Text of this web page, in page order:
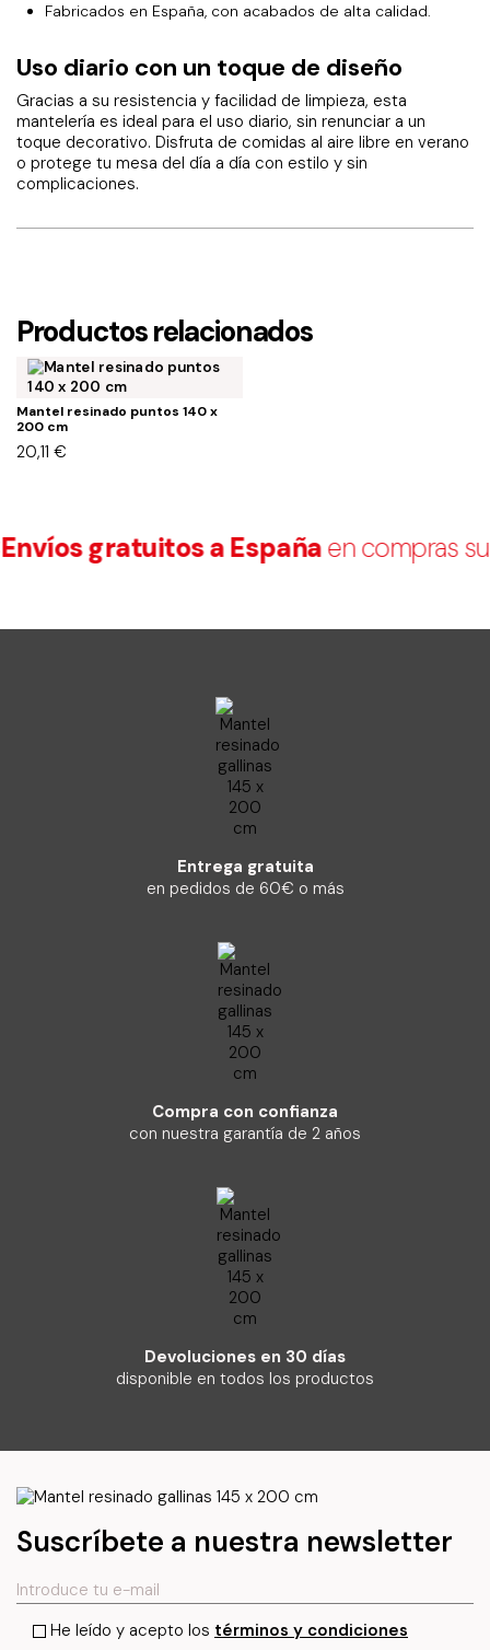
Fabricados en España, con acabados de alta calidad.
Uso diario con un toque de diseño
Gracias a su resistencia y facilidad de limpieza, esta
mantelería es ideal para el uso diario, sin renunciar a un
toque decorativo. Disfruta de comidas al aire libre en verano
o protege tu mesa del día a día con estilo y sin
complicaciones.
Productos relacionados
Mantel resinado puntos 140 x
200 cm
20,11 €
gratuitos a Españaen compras
Entrega gratuita
en pedidos de 60€ o más
Compra con confianza
con nuestra garantía de 2 años
Devoluciones en 30 días
disponible en todos los productos
Suscríbete a nuestra newsletter
He leído y acepto los términos y condiciones